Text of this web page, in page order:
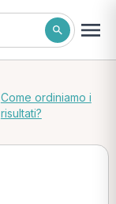
Come ordiniamo i
risultati?